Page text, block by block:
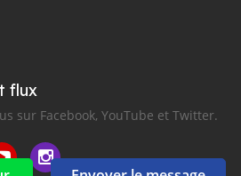
flux
sur Facebook, YouTube et Twitter.